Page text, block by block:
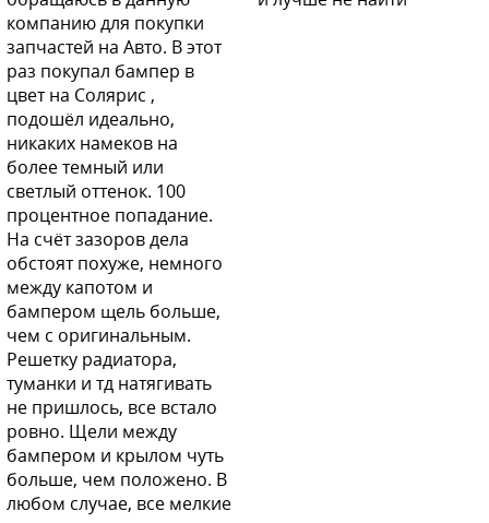
компанию для покупки
запчастей на Авто. В этот
раз покупал бампер в
цвет на Солярис ,
подошёл идеально,
никаких намеков на
более темный или
светлый оттенок. 100
процентное попадание.
На счёт зазоров дела
обстоят похуже, немного
между капотом и
бампером щель больше,
чем с оригинальным.
Решетку радиатора,
туманки и тд натягивать
не пришлось, все встало
ровно. Щели между
бампером и крылом чуть
больше, чем положено. В
любом случае, все мелкие